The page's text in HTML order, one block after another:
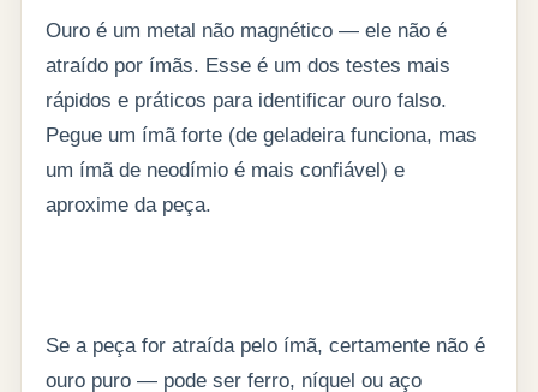
Ouro é um metal não magnético — ele não é
atraído por ímãs. Esse é um dos testes mais
rápidos e práticos para identificar ouro falso.
Pegue um ímã forte (de geladeira funciona, mas
um ímã de neodímio é mais confiável) e
aproxime da peça.
Se a peça for atraída pelo ímã, certamente não é
ouro puro — pode ser ferro, níquel ou aço